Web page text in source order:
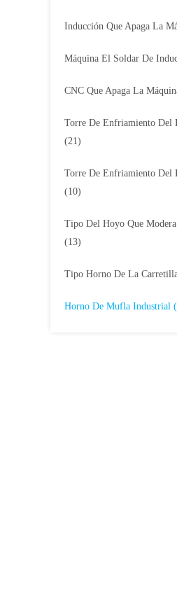
Inducción Que Apaga La
Máquina El Soldar De
CNC Que Apaga La
Torre De Enfriamiento Del
(21)
Torre De Enfriamiento Del
(10)
Tipo Del Hoyo Que
(13)
Tipo Horno De La
Horno De Mufla Industrial